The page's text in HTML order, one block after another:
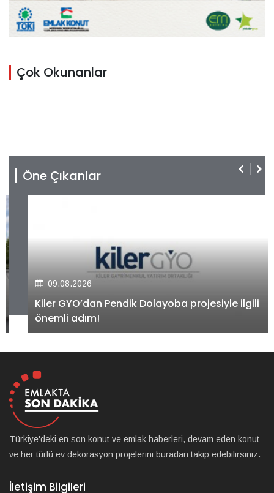
Çok Okunanlar
Öne Çıkanlar
09.08.2026
Kiler GYO’dan Pendik Dolayoba projesiyle ilgili
önemli adım!
Türkiye'deki en son konut ve emlak haberleri, devam eden konut
ve her türlü ev dekorasyon projelerini buradan takip edebilirsiniz.
İletişim Bilgileri